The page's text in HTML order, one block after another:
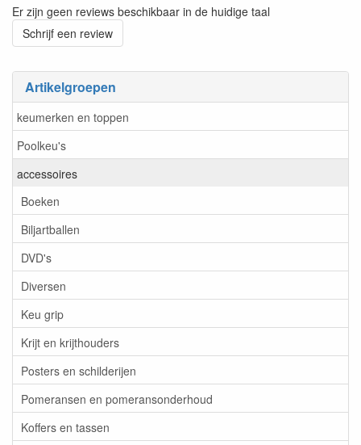
Artikelgroepen
keumerken en toppen
Poolkeu's
accessoires
Boeken
Biljartballen
DVD's
Diversen
Keu grip
Krijt en krijthouders
Posters en schilderijen
Pomeransen en pomeransonderhoud
Koffers en tassen
Er zijn geen reviews beschikbaar in de huidige taal
Schrijf een review